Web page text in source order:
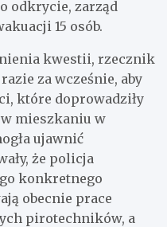
odkrycie, zarząd
15 osób.
kwestii, rzecznik
za wcześnie, aby
które doprowadziły
mieszkaniu w
ujawnić
że policja
konkretnego
obecnie prace
pirotechników, a